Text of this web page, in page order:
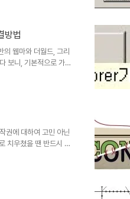
들어진 파일로 초기
줄의 오류가 ..
방법
웹마와 더월드, 그리
보니, 기본적으로 가
는 문제에 대해서 크
로는 구글에서 또는
하는 곳에서 해결되어
권에 대하여 고민 아닌
치우쳤을 땐 반드시 문
정도가 너무 과한 상